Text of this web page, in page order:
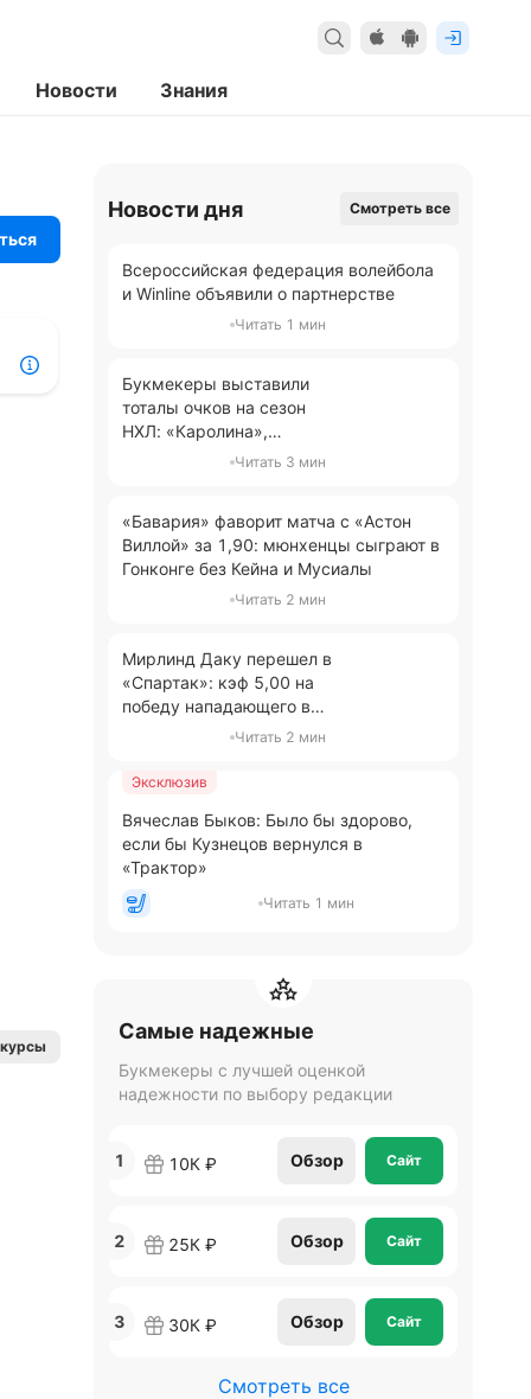
Новости Знания
Новости дня Смотреть все
Всероссийская федерация волейбола
и Winline объявили о партнерстве
Читать 1 мин
Букмекеры выставили
тоталы очков на сезон
НХЛ: «Каролина»,
«Колорадо» и «Флорида»
Читать 3 мин
«Бавария» фаворит матча с «Астон
Виллой» за 1,90: мюнхенцы сыграют в
Гонконге без Кейна и Мусиалы
Читать 2 мин
Мирлинд Даку перешел в
«Спартак»: кэф 5,00 на
победу нападающего в
гонке бомбардиров РПЛ
Читать 2 мин
Эксклюзив
Вячеслав Быков: Было бы здорово,
если бы Кузнецов вернулся в
«Трактор»
Читать 1 мин
Самые надежные
Букмекеры с лучшей оценкой
надежности по выбору редакции
1 10К ₽ Обзор Сайт
2 25К ₽ Обзор Сайт
3 30К ₽ Обзор Сайт
Смотреть все